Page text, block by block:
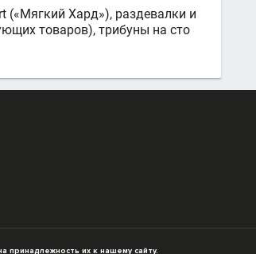
(«Мягкий Хард»), раздевалки и
товаров), трибуны на сто
принадлежность их к нашему сайту.